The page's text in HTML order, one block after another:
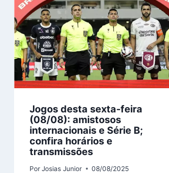
Jogos desta sexta-feira
(08/08): amistosos
internacionais e Série B;
confira horários e
transmissões
PorJosias Junior 08/08/2025